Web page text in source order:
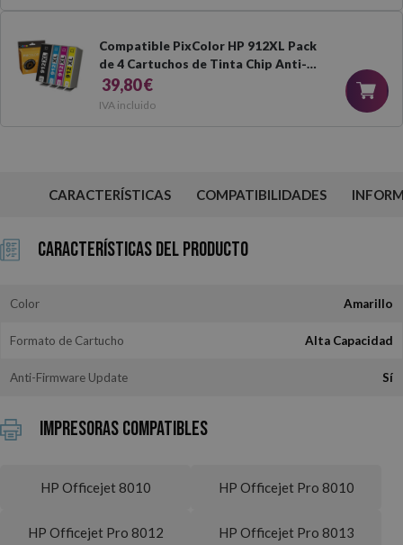
Compatible PixColor HP 912XL Pack
de 4 Cartuchos de Tinta Chip Anti-
Actualizaciones
39,80 €
IVA incluido
CARACTERÍSTICAS COMPATIBILIDADES
Características del Producto
Color Amarillo
Formato de Cartucho Alta Capacidad
Anti-Firmware Update Sí
Impresoras Compatibles
HP Officejet 8010 HP Officejet Pro 8010
HP Officejet Pro 8012 HP Officejet Pro 8013